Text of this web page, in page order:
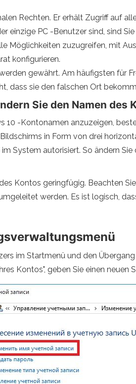
Rechten. Er erhält Zugriff auf
einzige PC -Benutzer sind, sind
Möglichkeiten zuzugreifen, mit
konfigurieren.
gewährt. Am häufigsten für
dass sie den falschen Ort
Sie den Namen des
10 -Kontonamen anzuzeigen,
in Form von drei
System autorisiert. So ändern
Kontos geringfügig. Beachten
werden. Es ist logisch,
im Startmenü und den
Kontos", geben Sie einen